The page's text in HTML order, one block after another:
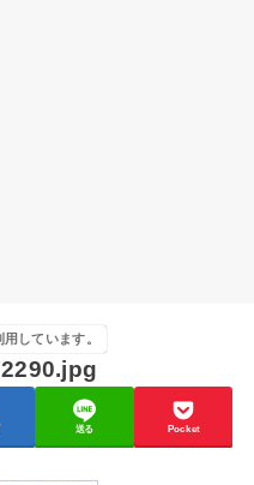
しています。
送る Pocket